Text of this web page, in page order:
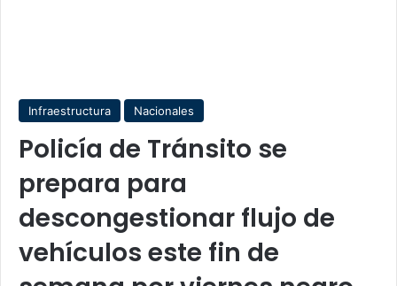
Infraestructura Nacionales
Policía de Tránsito se
prepara para
descongestionar flujo de
vehículos este fin de